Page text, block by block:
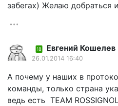
забегах) Желаю добраться
18 Евгений Кошелев
26.01.2014 16:40
А почему у наших в
команды, только страна
ведь есть TEAM